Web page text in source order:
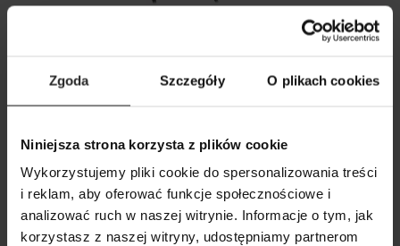
Zgoda Szczegóły O plikach cookies
Niniejsza strona korzysta z plików cookie
Wykorzystujemy pliki cookie do spersonalizowania treści
i reklam, aby oferować funkcje społecznościowe i
analizować ruch w naszej witrynie. Informacje o tym, jak
korzystasz z naszej witryny, udostępniamy partnerom
morskiego, który usuwa zanieczyszczenia organiczne, takie jak
resztki pokarmu, odchody ryb i inne substancje, zanim zaczną one
rozkładać się i negatywnie wpływać na jakość wody. Jego mechanizm
polega na mieszaniu wody z powietrzem dzięki wirnikowi
POKAŻ LISTĘ
POKAŻ PORÓWNANIE